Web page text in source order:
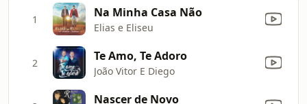
1 Na Minha Casa Não
Elias e Eliseu
2 Te Amo, Te Adoro
João Vitor E Diego
Nascer de Novo